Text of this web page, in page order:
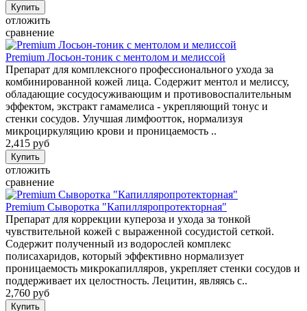
отложить
сравнение
Premium Лосьон-тоник с ментолом и мелиссой
Препарат для комплексного профессионального ухода за
комбинированной кожей лица. Содержит ментол и мелиссу,
обладающие сосудосуживающим и противовоспалительным
эффектом, экстракт гамамелиса - укрепляющий тонус и
стенки сосудов. Улучшая лимфоотток, нормализуя
микроциркуляцию крови и проницаемость ..
2,415 руб
отложить
сравнение
Premium Сыворотка "Капилляропротекторная"
Препарат для коррекции купероза и ухода за тонкой
чувствительной кожей с выраженной сосудистой сеткой.
Содержит полученный из водорослей комплекс
полисахаридов, который эффективно нормализует
проницаемость микрокапилляров, укрепляет стенки сосудов и
поддерживает их целостность. Лецитин, являясь с..
2,760 руб